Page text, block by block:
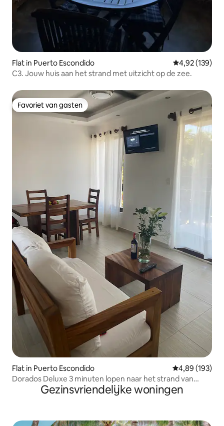
Flat in Puerto Escondido Gemiddelde
4,92 (139)
C3. Jouw huis aan het strand met uitzicht op de zee.
Favoriet van gasten
Favoriet van gasten
Flat in Puerto Escondido Gemiddelde
4,89 (193)
Dorados Deluxe 3 minuten lopen naar het strand van
CarrizalilloGezinsvriendelijke woningen